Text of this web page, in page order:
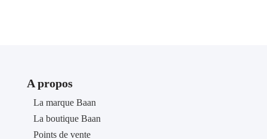
A propos
La marque Baan
La boutique Baan
Points de vente